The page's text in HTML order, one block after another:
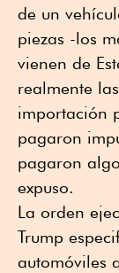
de un
piezas -los
vienen de
realmente
importación
pagaron
pagaron
expuso.
La orden
Trump
automóviles